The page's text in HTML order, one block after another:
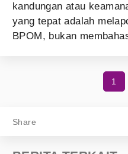
kandungan atau
yang tepat adalah
BPOM, bukan
1
Share